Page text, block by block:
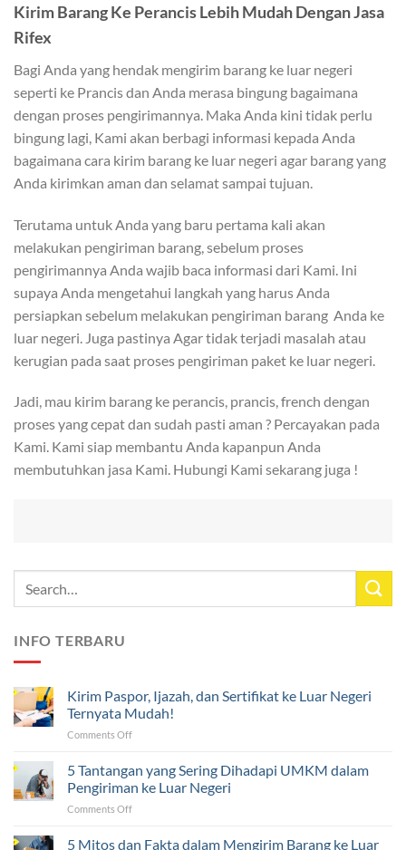
Kirim Barang Ke Perancis Lebih Mudah Dengan Jasa
Rifex
Bagi Anda yang hendak mengirim barang ke luar negeri
seperti ke Prancis dan Anda merasa bingung bagaimana
dengan proses pengirimannya. Maka Anda kini tidak perlu
bingung lagi, Kami akan berbagi informasi kepada Anda
bagaimana cara kirim barang ke luar negeri agar barang yang
Anda kirimkan aman dan selamat sampai tujuan.
Terutama untuk Anda yang baru pertama kali akan
melakukan pengiriman barang, sebelum proses
pengirimannya Anda wajib baca informasi dari Kami. Ini
supaya Anda mengetahui langkah yang harus Anda
persiapkan sebelum melakukan pengiriman barang Anda ke
luar negeri. Juga pastinya Agar tidak terjadi masalah atau
kerugian pada saat proses pengiriman paket ke luar negeri.
Jadi, mau kirim barang ke perancis, prancis, french dengan
proses yang cepat dan sudah pasti aman ? Percayakan pada
Kami. Kami siap membantu Anda kapanpun Anda
membutuhkan jasa Kami. Hubungi Kami sekarang juga !
INFO TERBARU
Kirim Paspor, Ijazah, dan Sertifikat ke Luar Negeri
Ternyata Mudah!
Comments Offon
Ijazah,
dan
Sertifikat
Luar
5 Tantangan yang Sering Dihadapi UMKM dalam
Pengiriman ke Luar Negeri
Comments Offon
Tantangan
5 Mitos dan Fakta dalam Mengirim Barang ke Luar